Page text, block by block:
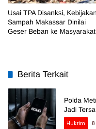
Usai TPA Disanksi, Kebijakan
Sampah Makassar Dinilai
Geser Beban ke Masyarakat
Berita Terkait
Polda
Jadi
Hukrim